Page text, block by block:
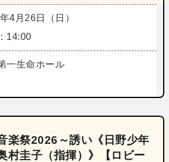
4月26日（日）
14:00
一生命ホール
祭2026～誘い《日野少年
村圭子（指揮）》【ロビー